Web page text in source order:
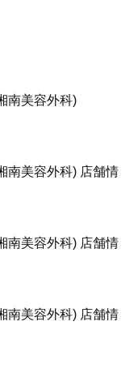
南美容外科)
南美容外科) 店舗情
南美容外科) 店舗情
南美容外科) 店舗情